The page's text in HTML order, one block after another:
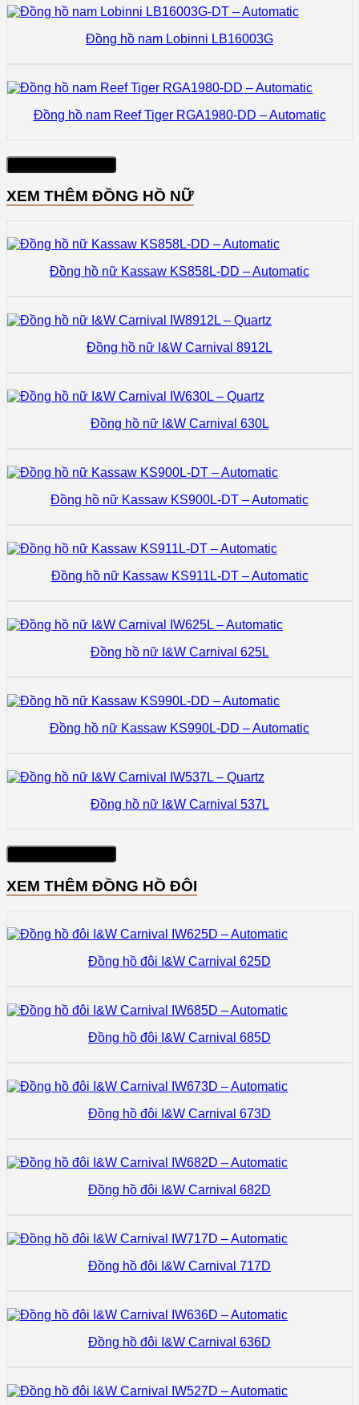
Đồng hồ nam Lobinni LB16003G
Đồng hồ nam Reef Tiger RGA1980-DD – Automatic
XEM THÊM ĐỒNG HỒ NỮ
Đồng hồ nữ Kassaw KS858L-DD – Automatic
Đồng hồ nữ I&W Carnival 8912L
Đồng hồ nữ I&W Carnival 630L
Đồng hồ nữ Kassaw KS900L-DT – Automatic
Đồng hồ nữ Kassaw KS911L-DT – Automatic
Đồng hồ nữ I&W Carnival 625L
Đồng hồ nữ Kassaw KS990L-DD – Automatic
Đồng hồ nữ I&W Carnival 537L
XEM THÊM ĐỒNG HỒ ĐÔI
Đồng hồ đôi I&W Carnival 625D
Đồng hồ đôi I&W Carnival 685D
Đồng hồ đôi I&W Carnival 673D
Đồng hồ đôi I&W Carnival 682D
Đồng hồ đôi I&W Carnival 717D
Đồng hồ đôi I&W Carnival 636D